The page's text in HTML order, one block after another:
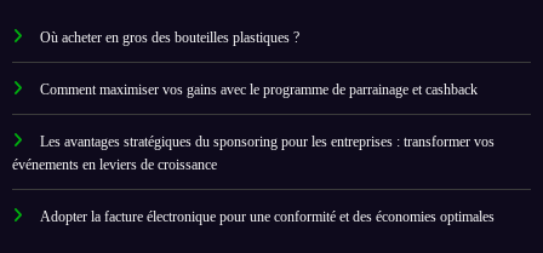
Où acheter en gros des bouteilles plastiques ?
Comment maximiser vos gains avec le programme de parrainage et cashback
Les avantages stratégiques du sponsoring pour les entreprises : transformer vos
événements en leviers de croissance
Adopter la facture électronique pour une conformité et des économies optimales